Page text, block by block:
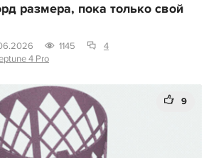
размера, пока только свой
1145
4
4 Pro
9